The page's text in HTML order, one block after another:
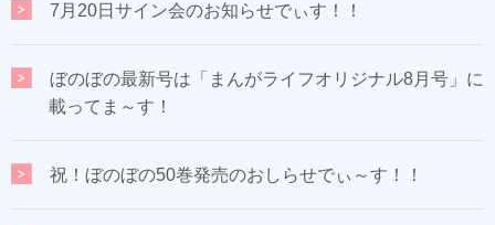
7月20日サイン会のお知らせでぃす！！
ぼのぼの最新号は「まんがライフオリジナル8月号」に
載ってま～す！
祝！ぼのぼの50巻発売のおしらせでぃ～す！！